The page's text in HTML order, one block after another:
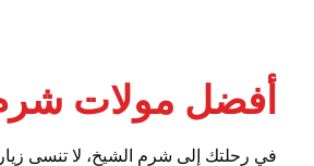
أفضل مولات
في رحلتك إلى شرم الشيخ، لا تنسى